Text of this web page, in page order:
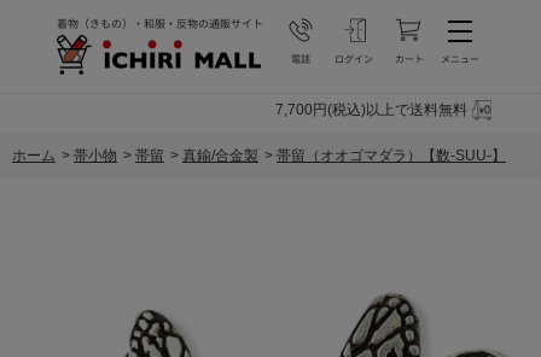
7,700円(税込)以上で送料無料
ホーム > 帯小物 > 帯留 > 真鍮/合金製 > 帯留（オオゴマダラ）【数-SUU-】